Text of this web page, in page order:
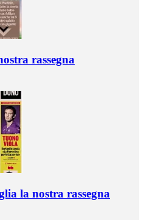
rassegna
la nostra rassegna